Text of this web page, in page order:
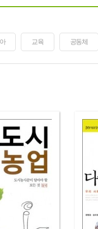
교육 공동체